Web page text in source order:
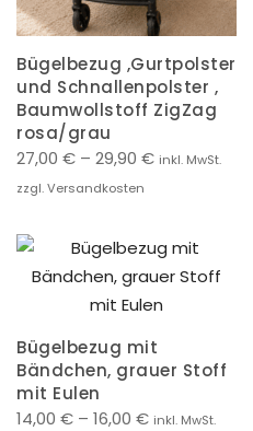
Bügelbezug ,Gurtpolster
und Schnallenpolster ,
Baumwollstoff ZigZag
rosa/grau
27,00 € – 29,90 € inkl. MwSt.
zzgl. Versandkosten
Bügelbezug mit
Bändchen, grauer Stoff
mit Eulen
14,00 € – 16,00 € inkl. MwSt.